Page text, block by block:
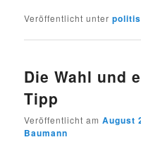
Veröffentlicht unter
Die Wahl und
Tipp
Veröffentlicht amAugust
Baumann